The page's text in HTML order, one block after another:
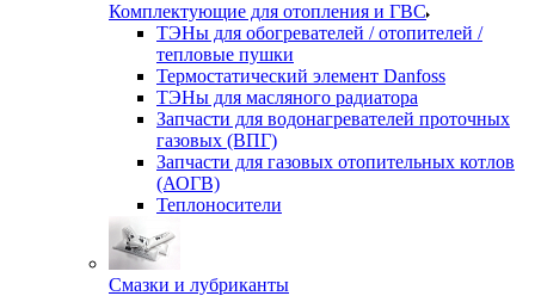
Комплектующие для отопления и ГВС
ТЭНы для обогревателей / отопителей /
тепловые пушки
Термостатический элемент Danfoss
ТЭНы для масляного радиатора
Запчасти для водонагревателей проточных
газовых (ВПГ)
Запчасти для газовых отопительных котлов
(АОГВ)
Теплоносители
Смазки и лубриканты